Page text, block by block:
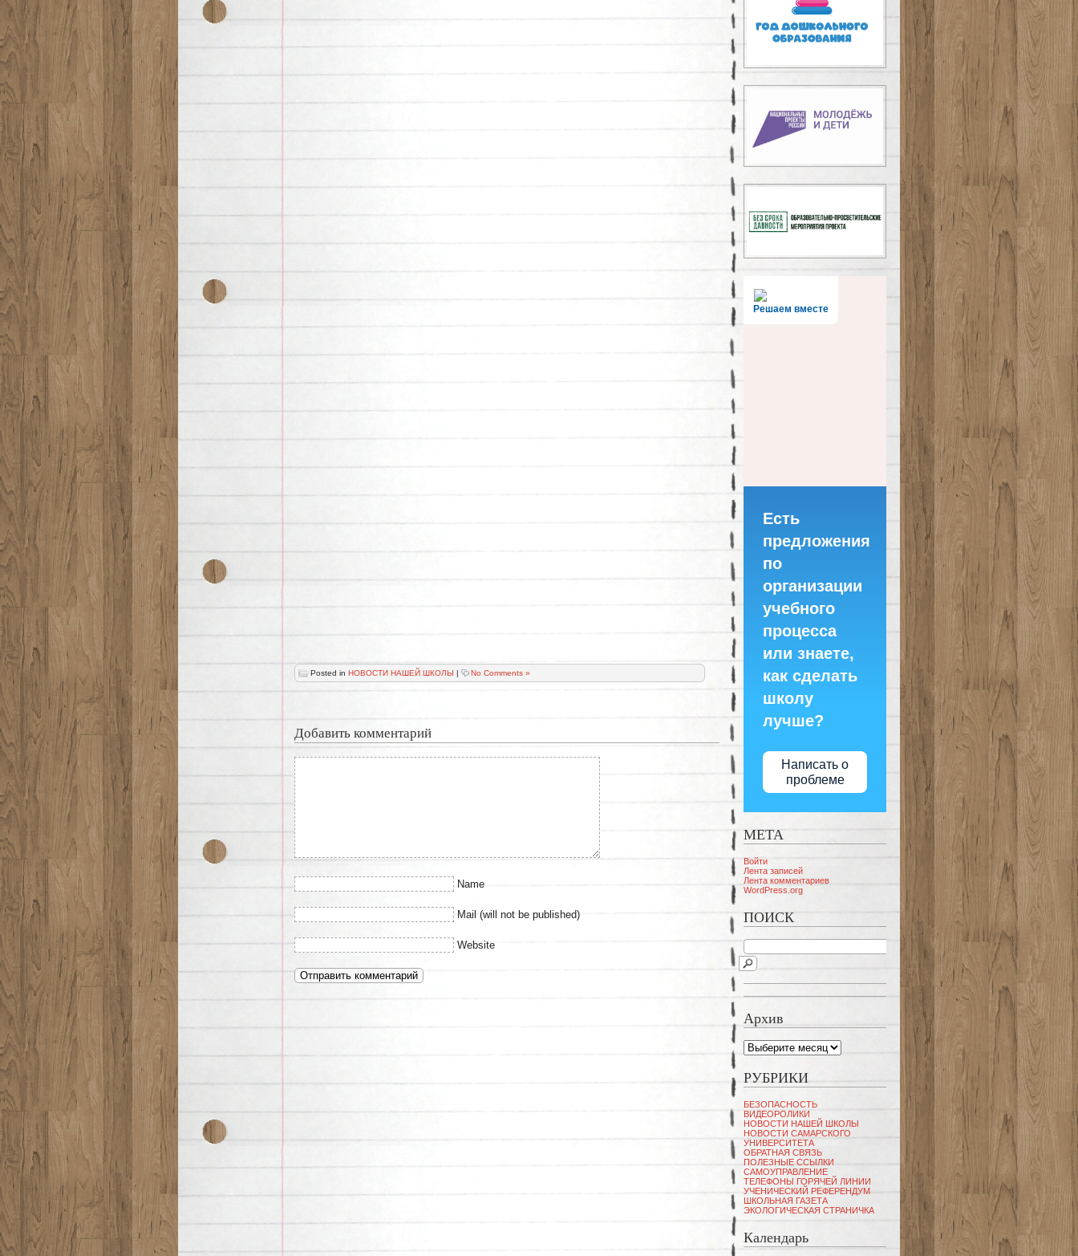
Posted in НОВОСТИ НАШЕЙ ШКОЛЫ | No Comments »
Добавить комментарий
Name
Mail (will not be published)
Website
Решаем вместе
Есть
предложения
по
организации
учебного
процесса
или знаете,
как сделать
школу
лучше?
Написать о
проблеме
МЕТА
Войти
Лента записей
Лента комментариев
WordPress.org
ПОИСК
Архив
Архив
РУБРИКИ
БЕЗОПАСНОСТЬ
ВИДЕОРОЛИКИ
НОВОСТИ НАШЕЙ ШКОЛЫ
НОВОСТИ САМАРСКОГО
УНИВЕРСИТЕТА
ОБРАТНАЯ СВЯЗЬ
ПОЛЕЗНЫЕ ССЫЛКИ
САМОУПРАВЛЕНИЕ
ТЕЛЕФОНЫ ГОРЯЧЕЙ ЛИНИИ
УЧЕНИЧЕСКИЙ РЕФЕРЕНДУМ
ШКОЛЬНАЯ ГАЗЕТА
ЭКОЛОГИЧЕСКАЯ СТРАНИЧКА
Календарь